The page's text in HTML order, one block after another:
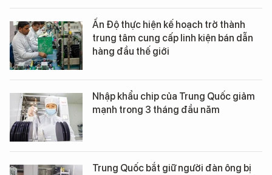
Ấn Độ thực hiện kế hoạch trở thành
trung tâm cung cấp linh kiện bán dẫn
hàng đầu thế giới
Nhập khẩu chip của Trung Quốc giảm
mạnh trong 3 tháng đầu năm
Trung Quốc bắt giữ người đàn ông bị